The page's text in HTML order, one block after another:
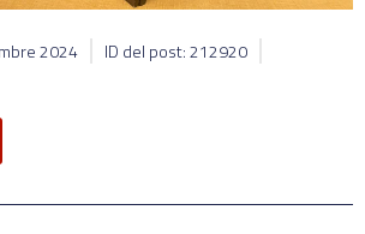
2024
ID del post: 212920